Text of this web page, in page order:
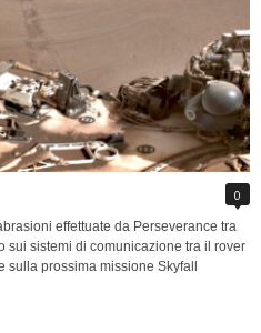
0
effettuate da Perseverance tra
sui sistemi di comunicazione tra il rover
sulla prossima missione Skyfall